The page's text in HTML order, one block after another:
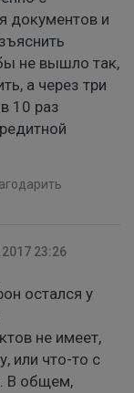
документов и
не вышло так,
а через три
10 раз
23:26
остался у
не имеет,
или что-то с
В общем,